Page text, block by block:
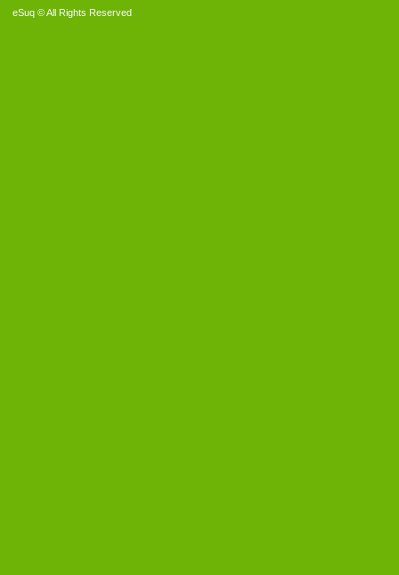
eSuq © All Rights Reserved